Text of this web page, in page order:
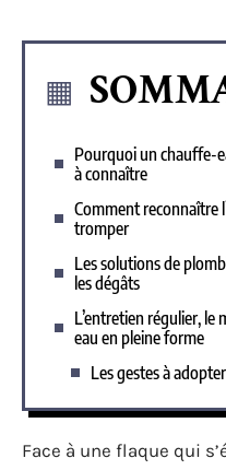
Pourquoi un chauffe-
à connaître
Comment reconnaître
tromper
Les solutions de
les dégâts
L’entretien régulier,
eau en pleine forme
Les gestes à
Face à une flaque qui